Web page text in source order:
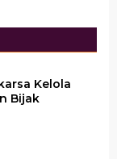
Kelola
Bijak